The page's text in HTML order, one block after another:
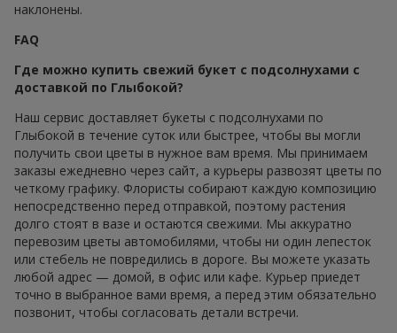
наклонены.
FAQ
Где можно купить свежий букет с подсолнухами с
доставкой по Глыбокой?
Наш сервис доставляет букеты с подсолнухами по
Глыбокой в течение суток или быстрее, чтобы вы могли
получить свои цветы в нужное вам время. Мы принимаем
заказы ежедневно через сайт, а курьеры развозят цветы по
четкому графику. Флористы собирают каждую композицию
непосредственно перед отправкой, поэтому растения
долго стоят в вазе и остаются свежими. Мы аккуратно
перевозим цветы автомобилями, чтобы ни один лепесток
или стебель не повредились в дороге. Вы можете указать
любой адрес — домой, в офис или кафе. Курьер приедет
точно в выбранное вами время, а перед этим обязательно
позвонит, чтобы согласовать детали встречи.